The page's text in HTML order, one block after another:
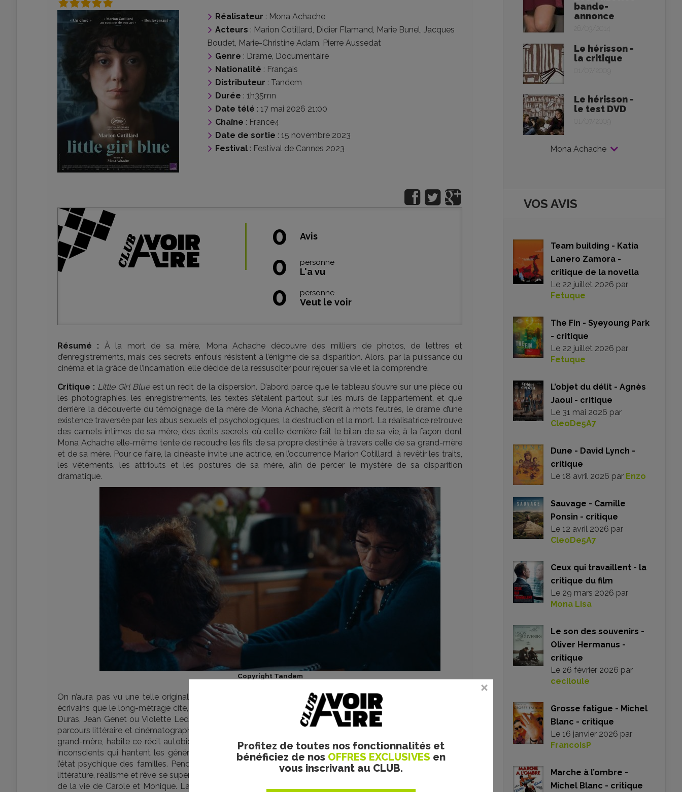
Profitez de toutes nos fonctionnalités et
bénéficiez de nos OFFRES EXCLUSIVES en
vous inscrivant au CLUB.
Réalisateur : Mona Achache
Acteurs : Marion Cotillard, Didier Flamand, Marie Bunel, Jacques
Boudet, Marie-Christine Adam, Pierre Aussedat
Genre : Drame, Documentaire
Nationalité : Français
Distributeur : Tandem
Durée : 1h35mn
Date télé : 17 mai 2026 21:00
Chaîne : France4
Date de sortie : 15 novembre 2023
Festival : Festival de Cannes 2023
0 Avis
0 personne
L'a vu
0 personne
Veut le voir
Résumé : À la mort de sa mère, Mona Achache découvre des milliers de photos, de lettres et
d’enregistrements, mais ces secrets enfouis résistent à l’énigme de sa disparition. Alors, par la puissance du
cinéma et la grâce de l’incarnation, elle décide de la ressusciter pour rejouer sa vie et la comprendre.
Critique : Little Girl Blueest un récit de la dispersion. D’abord parce que le tableau s’ouvre sur une pièce où
les photographies, les enregistrements, les textes s’étalent partout sur les murs de l’appartement, et que
derrière la découverte du témoignage de la mère de Mona Achache, s’écrit à mots feutrés, le drame d’une
existence traversée par les abus sexuels et psychologiques, la destruction et la mort. La réalisatrice retrouve
des carnets intimes de sa mère, des écrits secrets où cette dernière fait le bilan de sa vie, à la façon dont
Mona Achache elle-même tente de recoudre les fils de sa propre destinée à travers celle de sa grand-mère
et de sa mère. Pour ce faire, la cinéaste invite une actrice, en l’occurrence Marion Cotillard, à revêtir les traits,
les vêtements, les attributs et les postures de sa mère, afin de percer le mystère de sa disparition
dramatique.
Copyright Tandem
On n’aura pas vu une telle originalité depuis très longtemps sur les écrans. Le projet est très proche des
écrivains que le long-métrage cite, à commencer la mère et la grand-mère de Mona, mais aussi Marguerite
Duras, Jean Genet ou Violette Leduc, qui ont littéralement inventé l’auto-fiction. Le film est très inspiré. Le
parcours littéraire et cinématographique de Carole Achache, mère de la réalisatrice, et de Monique Lange, la
grand-mère, habite ce récit autobiographique où l’art tente de faire la synthèse des drames conscients ou
inconscients qui hantent les générations, sans qu’elles prennent toujours en considération leur impact sur
l’état psychique des familles. Pendant toute la projection, le temps semble suspendu dans un monde où
littérature, réalisme et rêve se superposent. Le tournage lui-même devient une matière à pénétrer le mystère
de la vie de Carole et Monique. La réalisatrice se fait le relai d’une époque très prolixe où les écrivains, les
bande-
annonce
26/03/2014
Le hérisson -
la critique
Le hérisson -
le test DVD
Mona Achache
VOS AVIS
Team building - Katia
Lanero Zamora -
critique de la novella
Le 22 juillet 2026 par
Fetuque
The Fin - Syeyoung Park
- critique
Le 22 juillet 2026 par
Fetuque
L’objet du délit - Agnès
Jaoui - critique
Le 31 mai 2026 par
CleoDe5A7
Dune - David Lynch -
critique
Le 18 avril 2026 par Enzo
Sauvage - Camille
Ponsin - critique
Le 12 avril 2026 par
CleoDe5A7
Ceux qui travaillent - la
critique du film
Le 29 mars 2026 par
Mona Lisa
Le son des souvenirs -
Oliver Hermanus -
critique
Le 26 février 2026 par
ceciloule
Grosse fatigue - Michel
Blanc - critique
Le 16 janvier 2026 par
FrancoisP
Marche à l’ombre -
Michel Blanc - critique